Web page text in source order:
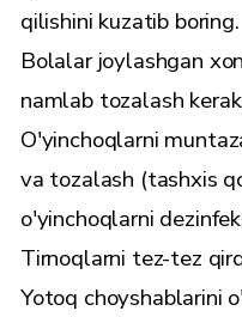
qilishini kuzatib boring.
Bolalar joylashgan
namlab tozalash
O'yinchoqlarni
va tozalash (tashxis
o'yinchoqlarni
Tirnoqlarni tez-tez
Yotoq choyshablarini